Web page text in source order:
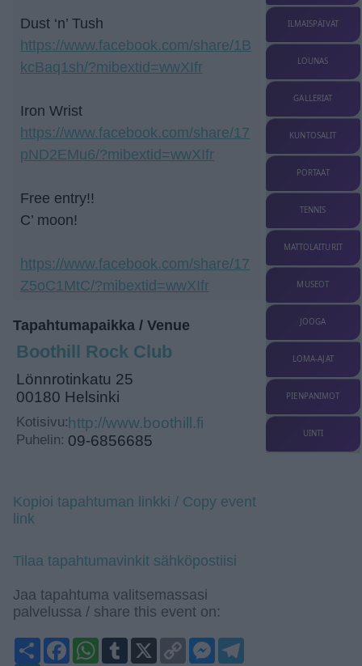
Dust ‘n’ Tush
https://www.facebook.com/share/1B
kcBaq1sh/?mibextid=wwXIfr
Iron Wrist
https://www.facebook.com/share/17
pND2EMu6/?mibextid=wwXIfr
Free entry!!
C’ moon!
https://www.facebook.com/share/17
Z5oC1MtC/?mibextid=wwXIfr
Tapahtumapaikka / Venue
Boothill Rock Club
Lönnrotinkatu 25
00180 Helsinki
Kotisivu:http://www.boothill.fi
Puhelin: 09-6856685
Kopioi tapahtuman linkki / Copy event
link
Tilaa tapahtumavinkit sähköpostiisi
Jaa tapahtuma valitsemassasi
palvelussa / share this event on:
ShareFacebookWhatsApp
Tumblr
X
Copy
Link
Messenger
ILMAISPÄIVÄT
LOUNAS
GALLERIAT
KUNTOSALIT
PORTAAT
TENNIS
MATTOLAITURIT
MUSEOT
JOOGA
LOMA-AJAT
PIENPANIMOT
UINTI